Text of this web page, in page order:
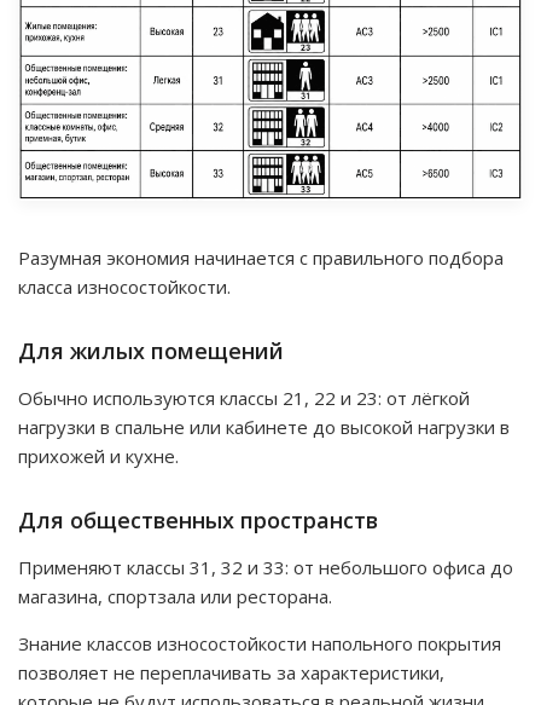
Разумная экономия начинается с правильного подбора
класса износостойкости.
Для жилых помещений
Обычно используются классы 21, 22 и 23: от лёгкой
нагрузки в спальне или кабинете до высокой нагрузки в
прихожей и кухне.
Для общественных пространств
Применяют классы 31, 32 и 33: от небольшого офиса до
магазина, спортзала или ресторана.
Знание классов износостойкости напольного покрытия
позволяет не переплачивать за характеристики,